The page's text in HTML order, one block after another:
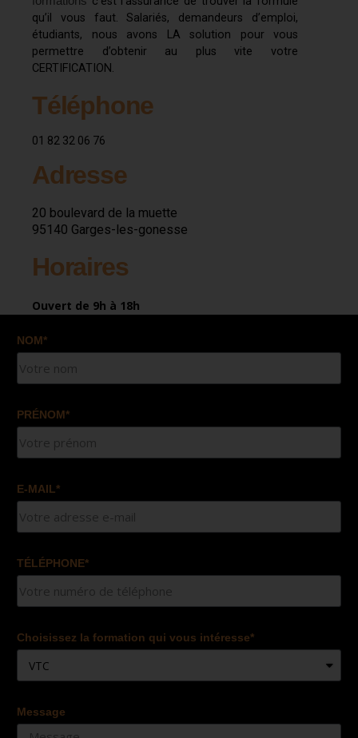
qu’il vous faut. Salariés, demandeurs d’emploi,
étudiants, nous avons LA solution pour vous
permettre d’obtenir au plus vite votre
CERTIFICATION.
Téléphone
01 82 32 06 76
Adresse
20 boulevard de la muette
95140 Garges-les-gonesse
Horaires
Ouvert de 9h à 18h
NOM*
PRÉNOM*
E-MAIL*
TÉLÉPHONE*
Choisissez la formation qui vous intéresse*
Message